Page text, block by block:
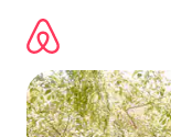
directement
contenu